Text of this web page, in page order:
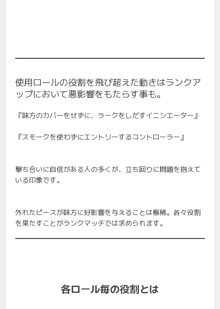
使用ロールの役割を飛び超えた動きはランクア
ップにおいて悪影響をもたらす事も。
『味方のカバーをせずに、ラークをしだすイニシエーター』
『スモークを使わずにエントリーするコントローラー』
撃ち合いに自信がある人の多くが、立ち回りに問題を抱えて
いる印象です。
外れたピースが味方に好影響を与えることは極稀。各々役割
を果たすことがランクマッチでは求められます。
各ロール毎の役割とは